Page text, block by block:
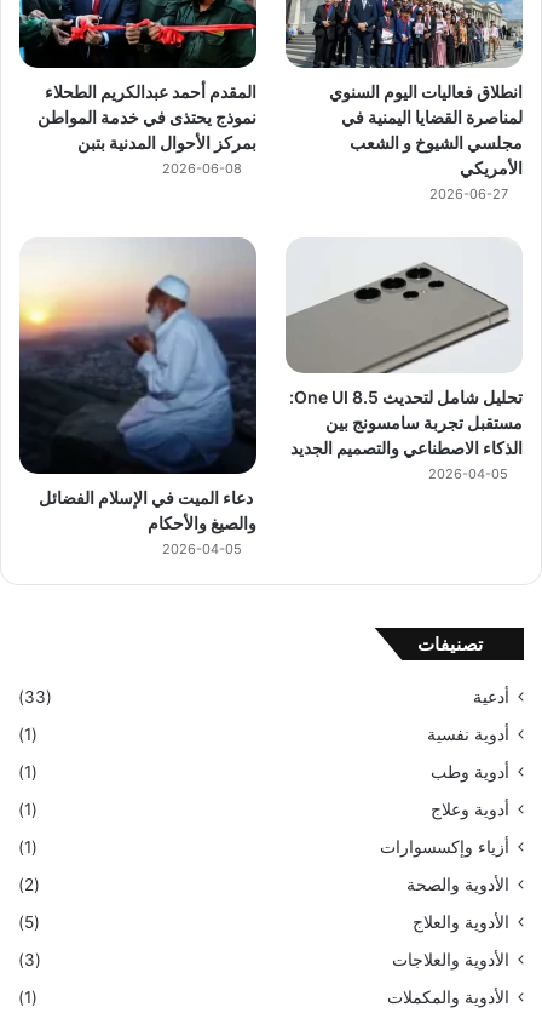
انطلاق فعاليات اليوم السنوي
لمناصرة القضايا اليمنية في
مجلسي الشيوخ و الشعب
الأمريكي
2026-06-27
المقدم أحمد عبدالكريم الطحلاء
نموذج يحتذى في خدمة المواطن
بمركز الأحوال المدنية بتبن
2026-06-08
تحليل شامل لتحديث One UI 8.5:
مستقبل تجربة سامسونج بين
الذكاء الاصطناعي والتصميم الجديد
2026-04-05
دعاء الميت في الإسلام الفضائل
والصيغ والأحكام
2026-04-05
تصنيفات
أدعية
(33)
أدوية نفسية
(1)
أدوية وطب
(1)
أدوية وعلاج
(1)
أزياء وإكسسوارات
(1)
الأدوية والصحة
(2)
الأدوية والعلاج
(5)
الأدوية والعلاجات
(3)
الأدوية والمكملات
(1)